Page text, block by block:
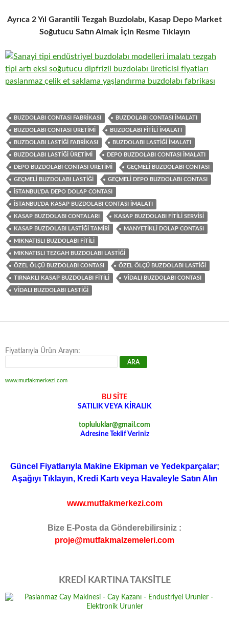
Ayrıca 2 Yıl Garantili Tezgah Buzdolabı, Kasap Depo Market
Soğutucu Satın Almak İçin Resme Tıklayın
BUZDOLABI CONTASI FABRIKASI BUZDOLABI CONTASI IMALATI
BUZDOLABI CONTASI ÜRETIMI BUZDOLABI FITILI IMALATI
BUZDOLABI LASTIĞI FABRIKASI BUZDOLABI LASTIĞI IMALATI
BUZDOLABI LASTIĞI ÜRETIMI DEPO BUZDOLABI CONTASI IMALATI
DEPO BUZDOLABI CONTASI ÜRETIMI GEÇMELI BUZDOLABI CONTASI
GEÇMELI BUZDOLABI LASTIĞI GEÇMELI DEPO BUZDOLABI CONTASI
İSTANBUL'DA DEPO DOLAP CONTASI
İSTANBUL'DA KASAP BUZDOLABI CONTASI IMALATI
KASAP BUZDOLABI CONTALARI KASAP BUZDOLABI FITILI SERVISI
KASAP BUZDOLABI LASTIĞI TAMIRI MANYETIKLI DOLAP CONTASI
MIKNATISLI BUZDOLABI FITILI
MIKNATISLI TEZGAH BUZDOLABI LASTIĞI
ÖZEL ÖLÇÜ BUZDOLABI CONTASI ÖZEL ÖLÇÜ BUZDOLABI LASTIĞI
TIRNAKLI KASAP BUZDOLABI FITILI VIDALI BUZDOLABI CONTASI
VIDALI BUZDOLABI LASTIĞI
Fiyatlarıyla Ürün Arayın:
www.mutfakmerkezi.com
BU SİTE
SATILIK VEYA KİRALIK
topluluklar@gmail.com
Adresine Teklif Veriniz
Güncel Fiyatlarıyla Makine Ekipman ve Yedekparçalar;
Aşağıyı Tıklayın, Kredi Kartı veya Havaleyle Satın Alın
www.mutfakmerkezi.com
Bize E-Posta da Gönderebilirsiniz :
proje@mutfakmalzemeleri.com
KREDİ KARTINA TAKSİTLE